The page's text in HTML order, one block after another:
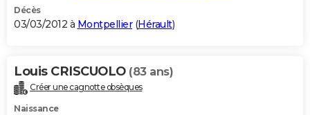
Décès
03/03/2012 à Montpellier(Hérault)
Louis CRISCUOLO (83 ans)
Créer une cagnotte obsèques
Naissance